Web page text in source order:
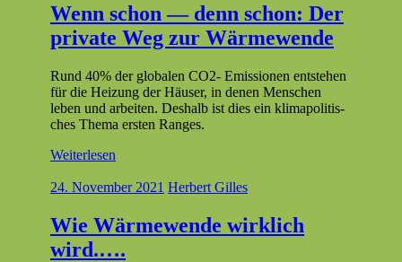
Wenn schon — denn schon: Der
private Weg zur Wärmewende
Rund 40% der glob­alen CO2- Emis­sio­nen entste­hen
für die Heizung der Häuser, in denen Men­schen
leben und arbeit­en. Deshalb ist dies ein klimapoli­tis­
ches The­ma ersten Ranges.
Weiterlesen
24. November 2021 Herbert Gilles
Wie Wärmewende wirklich
wird.….